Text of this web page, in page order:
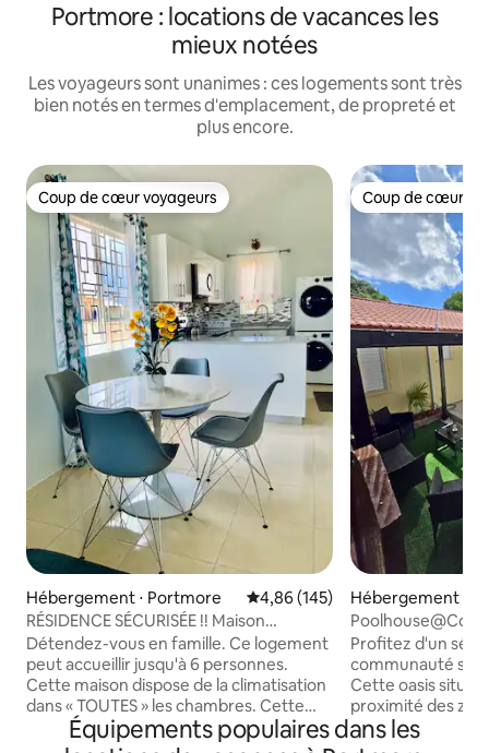
Portmore : locations de vacances les
mieux notées
Les voyageurs sont unanimes : ces logements sont très
bien notés en termes d'emplacement, de propreté et
plus encore.
Coup de cœur voyageurs
Coup de cœur voyageurs
Hébergement ⋅ Portmore Évaluation moyenne sur la
4,86 (145)
RÉSIDENCE SÉCURISÉE !! Maison
2 CH/1 SALLE DE BAIN
Portmore/Jamaïque !
Détendez-vous en famille. Ce logement
peut accueillir jusqu'à 6 personnes.
Cette maison dispose de la climatisation
dans « TOUTES » les chambres. Cette
maison comprend également un lave-
linge et un sèche-linge, une connexion
Coup de cœur
Coup de cœur
Hébergement ⋅
| Fermé
Profitez d'un
communauté
Cette oasis
proximité des
et de shopping
seulement 3
Équipements populaires dans les